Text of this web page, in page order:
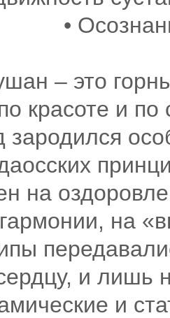
•
– это
красоте и
зародился
на
на
и лишь
и